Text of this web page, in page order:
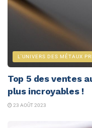
L'UNIVERS DES MÉTAUX
Top 5 des ventes
plus incroyables !
23 AOÛT 2023